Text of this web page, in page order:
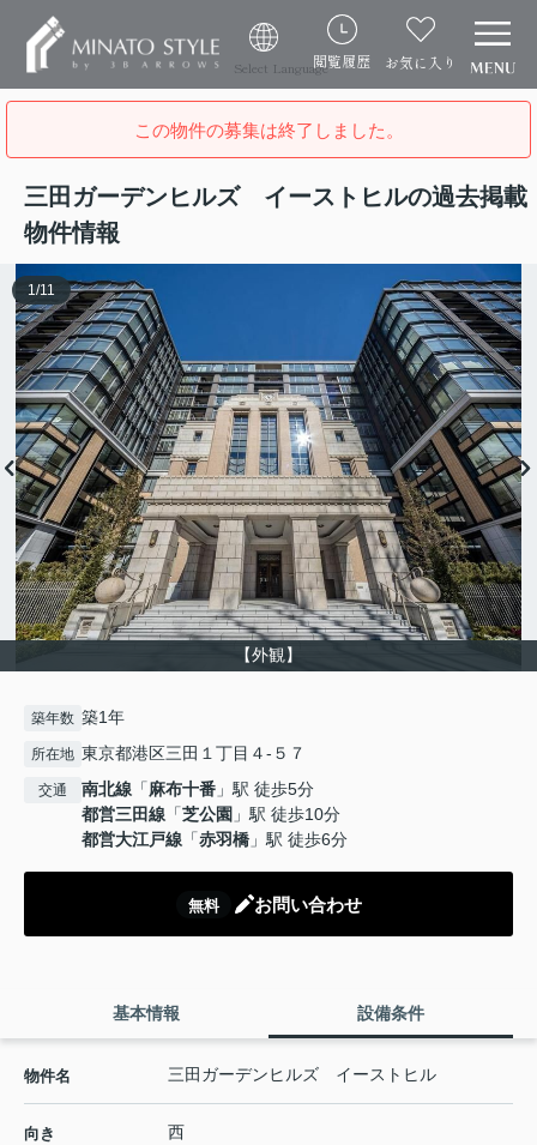
Select Language閲覧履歴 お気に入り
この物件の募集は終了しました。
三田ガーデンヒルズ イーストヒルの過去掲載
物件情報
【外観】
1/11
築年数 築1年
所在地 東京都港区三田１丁目４-５７
交通 南北線 「麻布十番 」駅 徒歩5分
都営三田線 「芝公園 」駅 徒歩10分
都営大江戸線 「赤羽橋 」駅 徒歩6分
無料 お問い合わせ
基本情報 設備条件
物件名 三田ガーデンヒルズ イーストヒル
向き 西